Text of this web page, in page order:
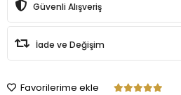
Güvenli Alışveriş
İade ve Değişim
Favorilerime ekle